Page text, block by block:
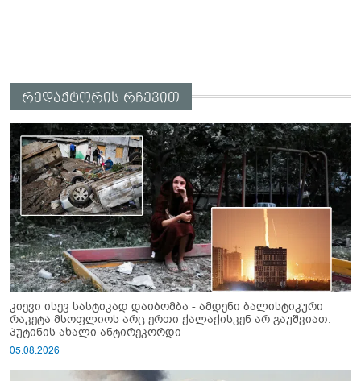
რედაქტორის რჩევით
კიევი ისევ სასტიკად დაიბომბა - ამდენი ბალისტიკური
რაკეტა მსოფლიოს არც ერთი ქალაქისკენ არ გაუშვიათ:
პუტინის ახალი ანტირეკორდი
05.08.2026